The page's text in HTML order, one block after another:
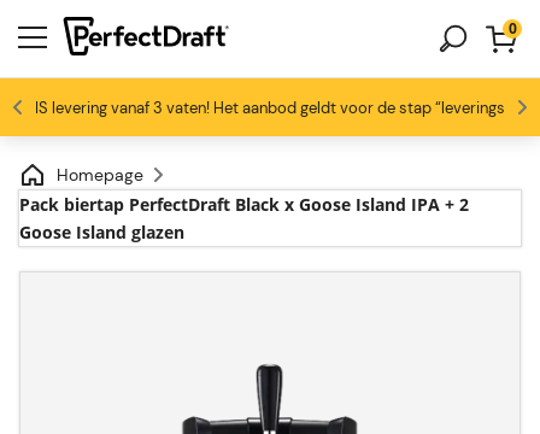
levering vanaf 3 vaten! Het aanbod geldt voor de stap “leveringswijze
Gratis levering
Profiteer van -10% vanaf 3 vaten!
Bierliefhebbers zijn dol op ons 4.6/5
0
Homepage
Pack biertap PerfectDraft Black x Goose Island IPA + 2
Goose Island glazen